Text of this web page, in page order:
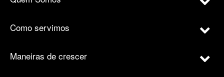
Como servimos
Maneiras de crescer